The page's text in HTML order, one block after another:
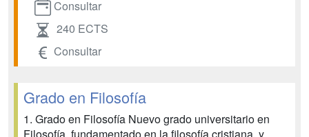
Consultar
240 ECTS
Consultar
Grado en Filosofía
1. Grado en Filosofía Nuevo grado universitario en
Filosofía, fundamentado en la filosofía cristiana, y